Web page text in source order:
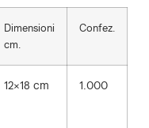
Dimensioni
cm.
Confez.
12×18 cm 1.000